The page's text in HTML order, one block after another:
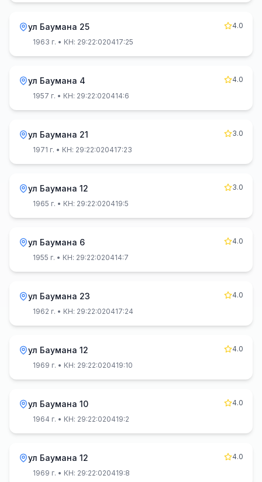
ул Баумана 25
4.0
1963 г. • КН: 29:22:020417:25
ул Баумана 4
4.0
1957 г. • КН: 29:22:020414:6
ул Баумана 21
3.0
1971 г. • КН: 29:22:020417:23
ул Баумана 12
3.0
1965 г. • КН: 29:22:020419:5
ул Баумана 6
4.0
1955 г. • КН: 29:22:020414:7
ул Баумана 23
4.0
1962 г. • КН: 29:22:020417:24
ул Баумана 12
4.0
1969 г. • КН: 29:22:020419:10
ул Баумана 10
4.0
1964 г. • КН: 29:22:020419:2
ул Баумана 12
4.0
1969 г. • КН: 29:22:020419:8